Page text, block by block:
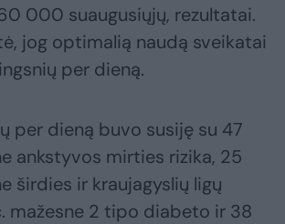
000 suaugusiųjų, rezultatai.
jog optimalią naudą sveikatai
per dieną.
per dieną buvo susiję su 47
ankstyvos mirties rizika, 25
širdies ir kraujagyslių ligų
mažesne 2 tipo diabeto ir 38